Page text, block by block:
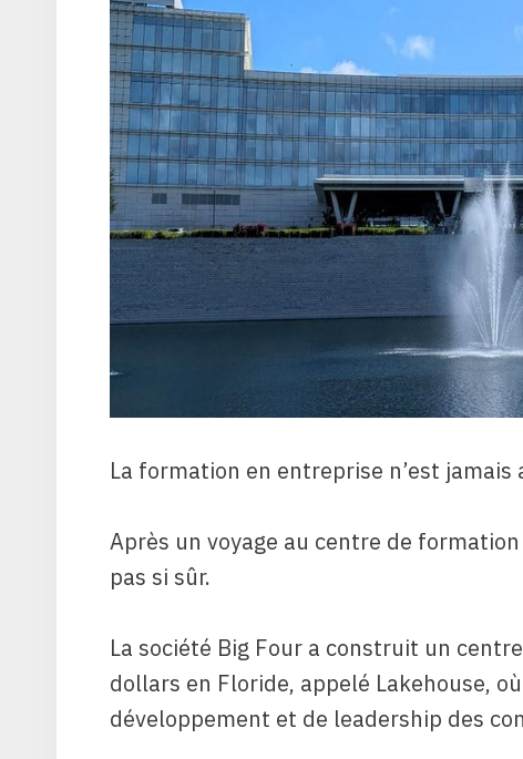
La formation en entreprise n’est
Après un voyage au centre de
pas si sûr.
La société Big Four a construit un
dollars en Floride, appelé Lakehouse,
développement et de leadership des